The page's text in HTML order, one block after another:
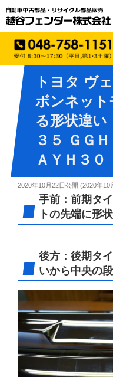
トヨタ ヴ
ボンネッ
る形状違い
３５ ＧＧ
ＡＹＨ３０
2020年10月22日公開 (2020年10
手前：前期タ
トの先端に形
後方：後期タ
いから中央の